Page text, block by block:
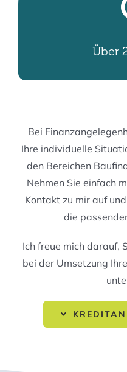
Über
Bei
Ihre individuelle
den Bereichen
Nehmen Sie einfach
Kontakt zu mir auf
die
Ich freue mich darauf,
bei der Umsetzung